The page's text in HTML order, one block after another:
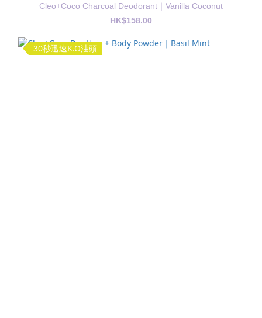
Cleo+Coco Charcoal Deodorant｜Vanilla Coconut
HK$158.00
30秒迅速K.O油頭